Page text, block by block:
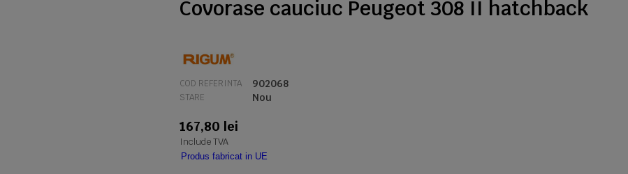
Covorase cauciuc Peugeot 308 II hatchback
COD REFERINTA 902068
STARE Nou
167,80 lei
Include TVA
Produs fabricat in UE